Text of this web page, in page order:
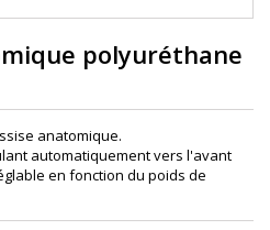
polyuréthane
anatomique.
automatiquement vers l'avant
en fonction du poids de